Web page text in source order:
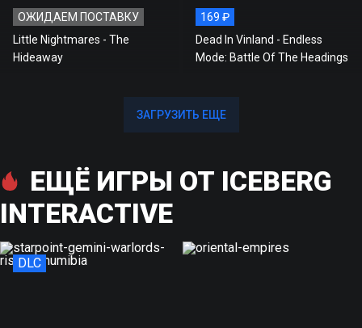
ОЖИДАЕМ ПОСТАВКУ
Little Nightmares - The
Hideaway
169 ₽
Dead In Vinland - Endless
Mode: Battle Of The Headings
ЗАГРУЗИТЬ ЕЩЕ
ЗАГРУЗИТЬ ЕЩЕ
ЕЩЁ ИГРЫ ОТ ICEBERG
INTERACTIVE
DLC